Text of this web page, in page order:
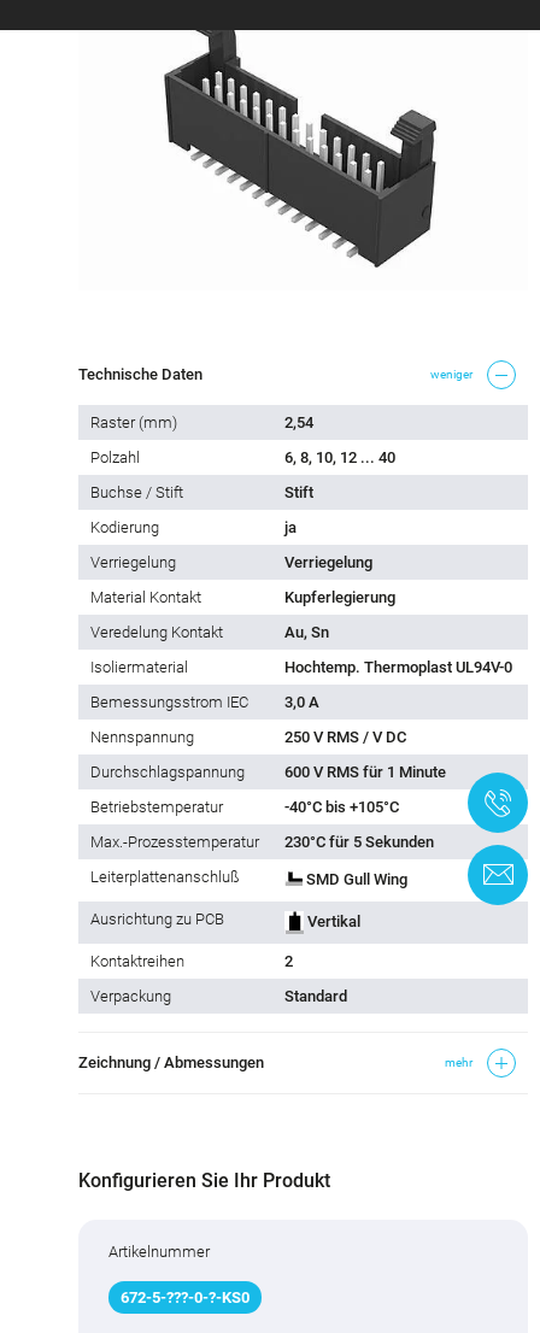
Technische Daten weniger
Raster (mm)
2,54
Polzahl
6, 8, 10, 12 ... 40
Buchse / Stift
Stift
Kodierung
ja
Verriegelung
Verriegelung
Material Kontakt
Kupferlegierung
Veredelung Kontakt
Au, Sn
Isoliermaterial
Hochtemp. Thermoplast UL94V-0
Bemessungsstrom IEC
3,0 A
Nennspannung
250 V RMS / V DC
Durchschlagspannung
600 V RMS für 1 Minute
Betriebstemperatur
-40°C bis +105°C
Max.-Prozesstemperatur
230°C für 5 Sekunden
Leiterplattenanschluß
SMD Gull Wing
Ausrichtung zu PCB Vertikal
Kontaktreihen
2
Verpackung
Standard
Zeichnung / Abmessungen mehr
Konfigurieren Sie Ihr Produkt
Artikelnummer
672-5-???-0-?-KS0